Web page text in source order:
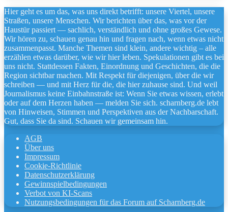
Hier geht es um das, was uns direkt betrifft: unsere Viertel, unsere
Straßen, unsere Menschen. Wir berichten über das, was vor der
Haustür passiert — sachlich, verständlich und ohne großes Gewese.
Wir hören zu, schauen genau hin und fragen nach, wenn etwas nicht
zusammenpasst. Manche Themen sind klein, andere wichtig – alle
erzählen etwas darüber, wie wir hier leben. Spekulationen gibt es bei
uns nicht. Stattdessen Fakten, Einordnung und Geschichten, die die
Region sichtbar machen. Mit Respekt für diejenigen, über die wir
schreiben — und mit Herz für die, die hier zuhause sind. Und weil
Journalismus keine Einbahnstraße ist: Wenn Sie etwas wissen, erlebt
oder auf dem Herzen haben — melden Sie sich. scharnberg.de lebt
von Hinweisen, Stimmen und Perspektiven aus der Nachbarschaft.
Gut, dass Sie da sind. Schauen wir gemeinsam hin.
AGB
Über uns
Impressum
Cookie-Richtlinie
Datenschutzerklärung
Gewinnspielbedingungen
Verbot von KI-Scans
Nutzungsbedingungen für das Forum auf Scharnberg.de